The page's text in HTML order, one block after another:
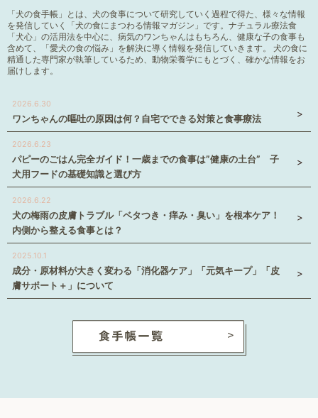
「犬の食手帳」とは、犬の食事について研究していく過程で得た、様々な情報
を発信していく「犬の食にまつわる情報マガジン」です。ナチュラル療法食
「犬心」の活用法を中心に、病気のワンちゃんはもちろん、健康な子の食事も
含めて、「愛犬の食の悩み」を解決に導く情報を発信していきます。 犬の食に
精通した専門家が執筆しているため、動物栄養学にもとづく、確かな情報をお
届けします。
2026.6.30
ワンちゃんの嘔吐の原因は何？自宅でできる対策と食事療法
2026.6.23
パピーのごはん完全ガイド！一歳までの食事は”健康の土台” 子
犬用フードの基礎知識と選び方
2026.6.22
犬の梅雨の皮膚トラブル「ベタつき・痒み・臭い」を根本ケア！
内側から整える食事とは？
2025.10.1
成分・原材料が大きく変わる「消化器ケア」「元気キープ」「皮
膚サポート＋」について